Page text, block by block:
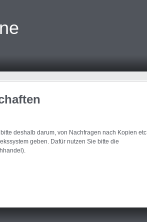
deshalb darum, von Nachfragen nach Kopien etc.
geben. Dafür nutzen Sie bitte die